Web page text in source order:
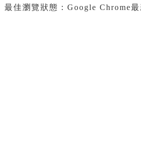
最佳瀏覽狀態：Google Chrome